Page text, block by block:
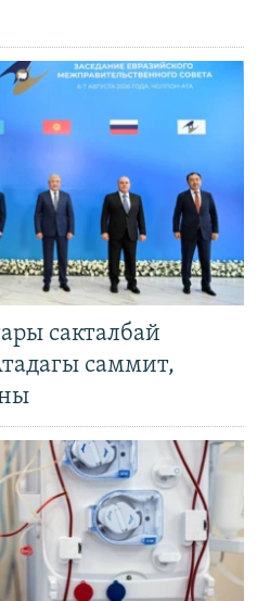
сакталбай
саммит,